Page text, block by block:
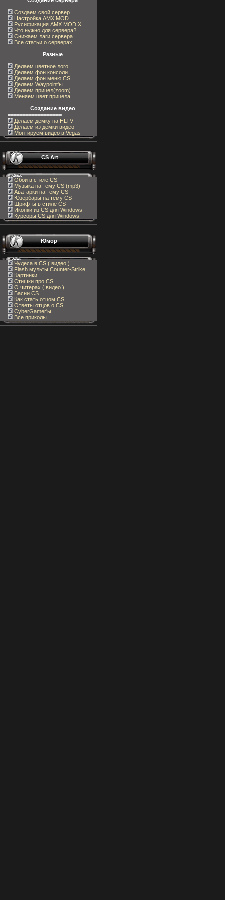
==================
Создаем свой сервер
Настройка AMX MOD
Русификация AMX MOD X
Что нужно для сервера?
Снижаем лаги сервера
Все статьи о серверах
==================
Разные
==================
Делаем цветное лого
Делаем фон консоли
Делаем фон меню CS
Делаем Waypoint'ы
Делаем прицел(zoom)
Меняем цвет прицела
==================
Создание видео
==================
Делаем демку на HLTV
Делаем из демки видео
Монтируем видео в Vegas
CS Art
Обои в стиле CS
Музыка на тему CS (mp3)
Аватарки на тему CS
Юзербары на тему CS
Шрифты в стиле CS
Иконки из CS для Windows
Курсоры CS для Windows
Юмор
Чудеса в CS ( видео )
Flash мульты Counter-Strike
Картинки
Стишки про CS
О читерах ( видео )
Басни CS
Как стать отцом CS
Ответы отцов о CS
CyberGamer'ы
Все приколы